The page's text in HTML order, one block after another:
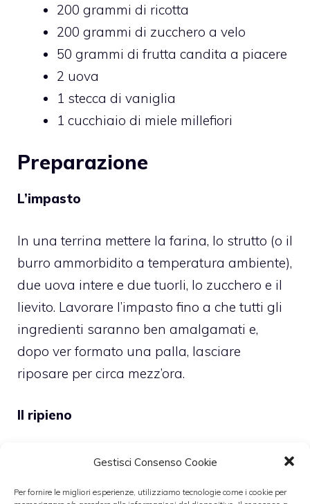
Gestisci Consenso Cookie
Per fornire le migliori esperienze, utilizziamo tecnologie come i cookie per
200 grammi di ricotta
200 grammi di zucchero a velo
50 grammi di frutta candita a piacere
2 uova
1 stecca di vaniglia
1 cucchiaio di miele millefiori
Preparazione
L’impasto
In una terrina mettere la farina, lo strutto (o il
burro ammorbidito a temperatura ambiente),
due uova intere e due tuorli, lo zucchero e il
lievito. Lavorare l’impasto fino a che tutti gli
ingredienti saranno ben amalgamati e,
dopo ver formato una palla, lasciare
riposare per circa mezz’ora.
Il ripieno
Nel frattempo preparare il ripieno: fate bollire